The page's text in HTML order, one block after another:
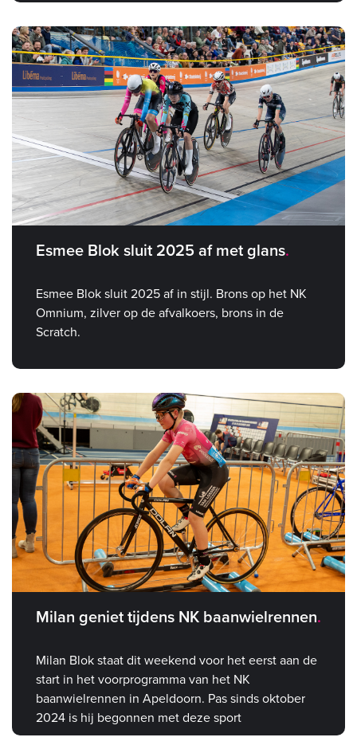
Esmee Blok sluit 2025 af met glans
Esmee Blok sluit 2025 af in stijl. Brons op het NK
Omnium, zilver op de afvalkoers, brons in de
Scratch.
Milan geniet tijdens NK baanwielrennen
Milan Blok staat dit weekend voor het eerst aan de
start in het voorprogramma van het NK
baanwielrennen in Apeldoorn. Pas sinds oktober
2024 is hij begonnen met deze sport